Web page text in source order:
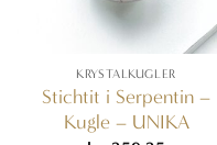
KRYSTALKUGLER
Stichtit i Serpentin –
Kugle – UNIKA